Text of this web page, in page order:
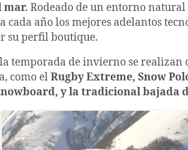
mar. Rodeado de un entorno
cada año los mejores adelantos
su perfil boutique.
temporada de invierno se realizan
como elRugby Extreme, Snow
y la tradicional bajada